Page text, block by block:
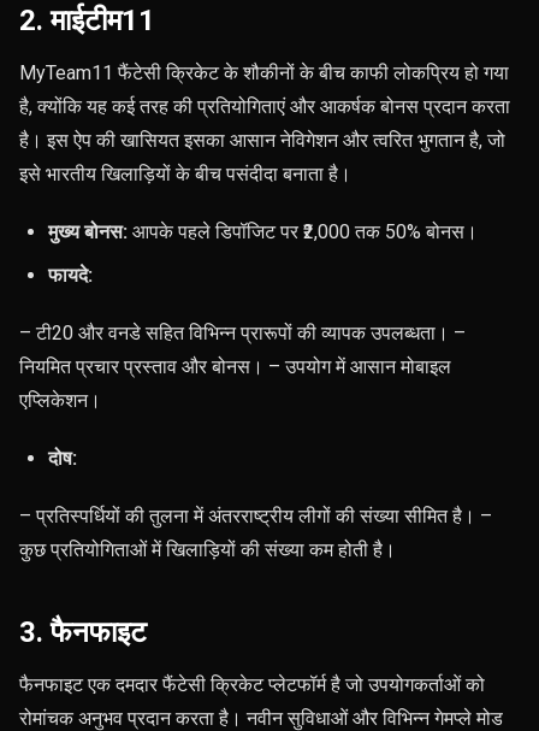
2. माईटीम11
MyTeam11 फैंटेसी क्रिकेट के शौकीनों के बीच काफी लोकप्रिय हो गया
है, क्योंकि यह कई तरह की प्रतियोगिताएं और आकर्षक बोनस प्रदान करता
है। इस ऐप की खासियत इसका आसान नेविगेशन और त्वरित भुगतान है, जो
इसे भारतीय खिलाड़ियों के बीच पसंदीदा बनाता है।
मुख्य बोनस: आपके पहले डिपॉजिट पर ₹2,000 तक 50% बोनस।
फायदे:
– टी20 और वनडे सहित विभिन्न प्रारूपों की व्यापक उपलब्धता। –
नियमित प्रचार प्रस्ताव और बोनस। – उपयोग में आसान मोबाइल
एप्लिकेशन।
दोष:
– प्रतिस्पर्धियों की तुलना में अंतरराष्ट्रीय लीगों की संख्या सीमित है। –
कुछ प्रतियोगिताओं में खिलाड़ियों की संख्या कम होती है।
3. फैनफाइट
फैनफाइट एक दमदार फैंटेसी क्रिकेट प्लेटफॉर्म है जो उपयोगकर्ताओं को
रोमांचक अनुभव प्रदान करता है। नवीन सुविधाओं और विभिन्न गेमप्ले मोड